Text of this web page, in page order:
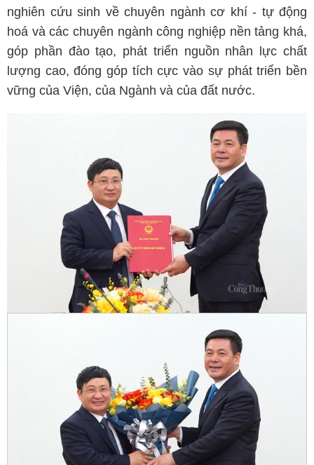
nghiên cứu sinh về chuyên ngành cơ khí - tự động
hoá và các chuyên ngành công nghiệp nền tảng khá,
góp phần đào tạo, phát triển nguồn nhân lực chất
lượng cao, đóng góp tích cực vào sự phát triển bền
vững của Viện, của Ngành và của đất nước.